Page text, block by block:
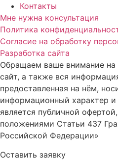
Контакты
Мне нужна консультация
Политика
Согласие на обработку
Разработка сайта
Обращаем ваше внимание на
сайт, а также вся
предоставленная на нём,
информационный характер
является публичной
положениями Статьи 437
Российской Федерации»
Оставить заявку